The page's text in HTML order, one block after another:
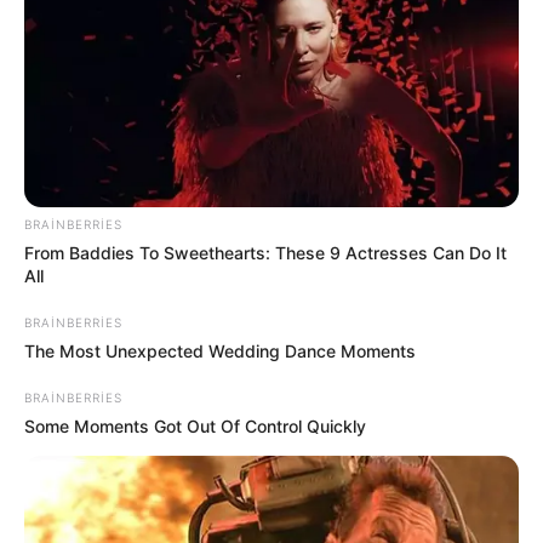
Sabah bu yerlərə leysan yağacaq -
248
BRAINBERRIES
From Baddies To Sweethearts: These 9 Actresses Can Do It
All
BRAINBERRIES
The Most Unexpected Wedding Dance Moments
BRAINBERRIES
Some Moments Got Out Of Control Quickly